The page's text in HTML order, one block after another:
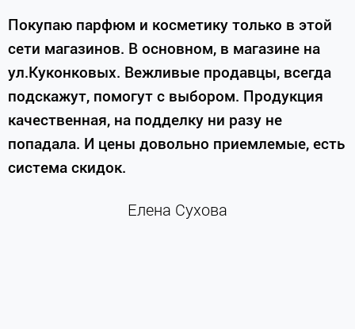
Покупаю парфюм и косметику только в этой
сети магазинов. В основном, в магазине на
ул.Куконковых. Вежливые продавцы, всегда
подскажут, помогут с выбором. Продукция
качественная, на подделку ни разу не
попадала. И цены довольно приемлемые, есть
система скидок.
Елена Сухова